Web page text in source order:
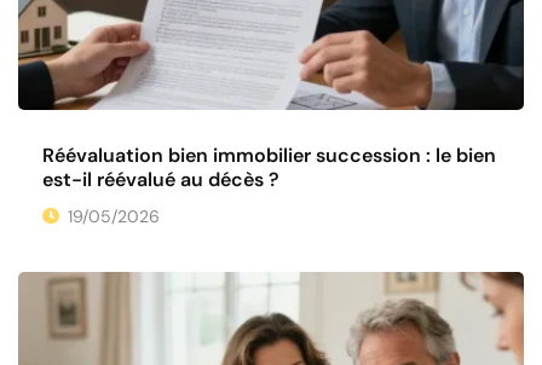
Réévaluation bien immobilier succession : le bien
est-il réévalué au décès ?
19/05/2026